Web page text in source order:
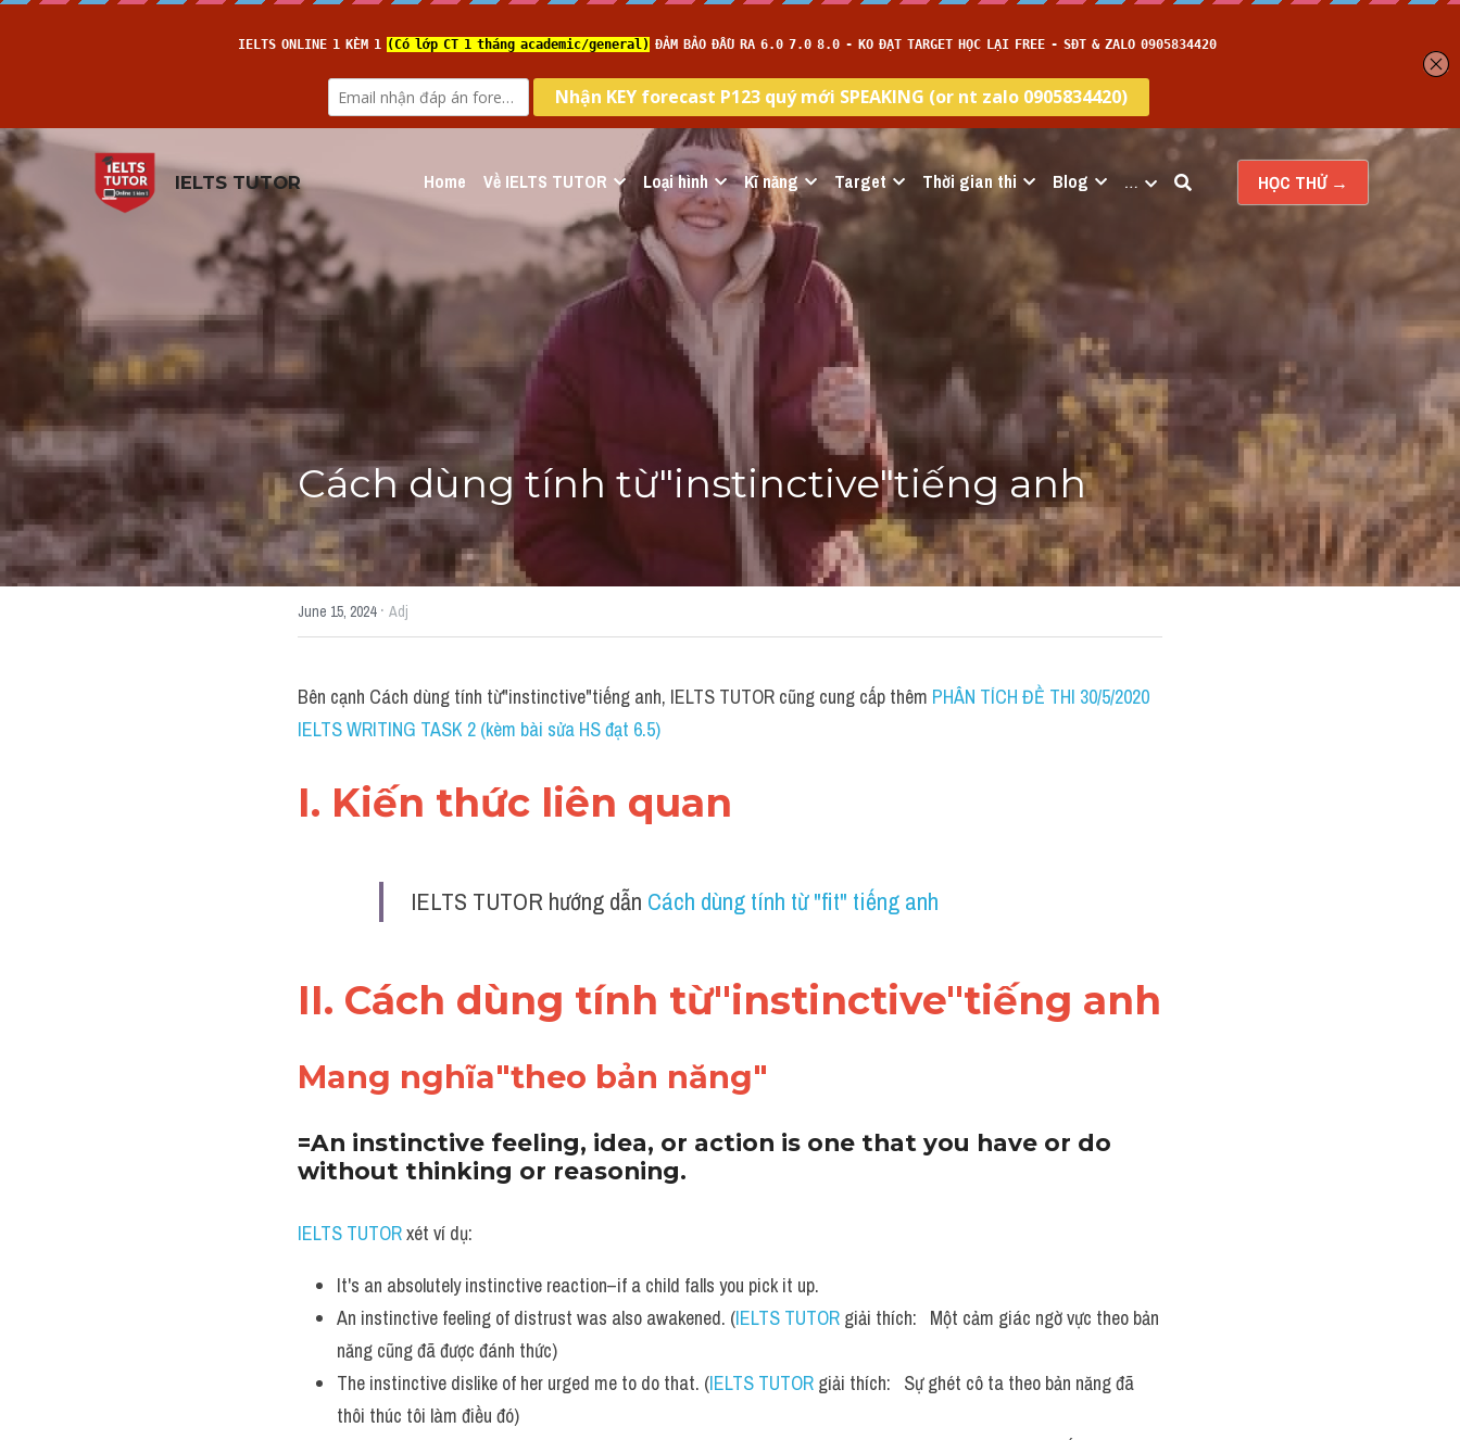
IELTS TUTOR Home Về IELTS TUTOR Loại hình Kĩ năng Target Thời gian thi Blog … HỌC THỬ →
Cách dùng tính từ"instinctive"tiếng anh
·
Bên cạnh Cách dùng tính từ"instinctive"tiếng anh, IELTS TUTOR cũng cung cấp thêm
IELTS WRITING TASK 2 (kèm bài sửa HS đạt 6.5)
I. Kiến thức liên quan
IELTS TUTOR hướng dẫn Cách dùng tính từ "fit" tiếng anh
II. Cách dùng tính từ"instinctive"tiếng anh
Mang nghĩa"theo bản năng"
=An instinctive feeling, idea, or action is one that you have or do
without thinking or reasoning.
xét ví dụ:
It's an absolutely instinctive reaction–if a child falls you pick it up.
An instinctive feeling of distrust was also awakened. (
giải thích:   Một cảm giác ngờ vực theo bản
năng cũng đã được đánh thức)
The instinctive dislike of her urged me to do that. (
giải thích:   Sự ghét cô ta theo bản năng đã